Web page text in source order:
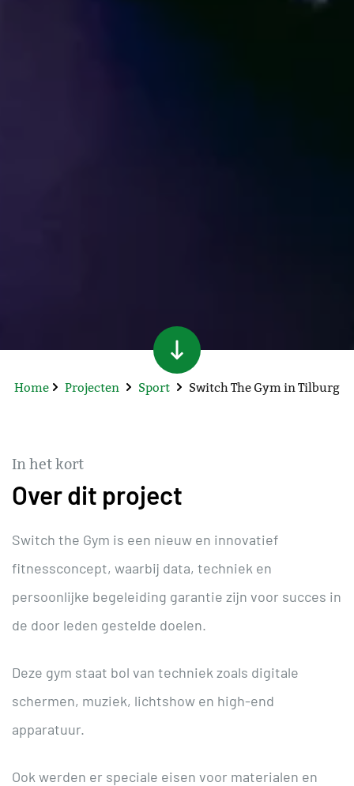
Home Projecten Sport Switch The Gym in Tilburg
In het kort
Over dit project
Switch the Gym is een nieuw en innovatief
fitnessconcept, waarbij data, techniek en
persoonlijke begeleiding garantie zijn voor succes in
de door leden gestelde doelen.
Deze gym staat bol van techniek zoals digitale
schermen, muziek, lichtshow en high-end
apparatuur.
Ook werden er speciale eisen voor materialen en